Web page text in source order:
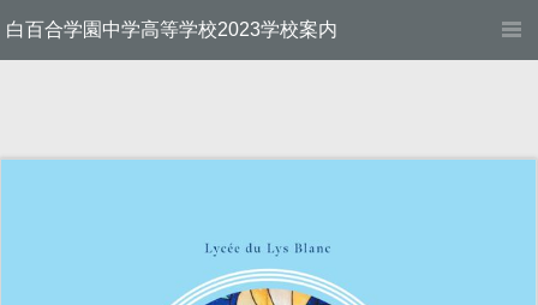
白百合学園中学高等学校2023学校案内